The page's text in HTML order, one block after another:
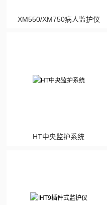
XM550/XM750病人监护仪
HT中央监护系统